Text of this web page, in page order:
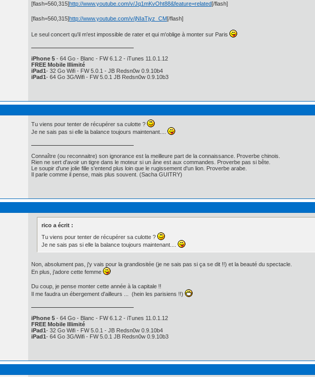
[flash=560,315]http://www.youtube.com/v/Jq1mKvOht88&feature=related[/flash]
[flash=560,315]http://www.youtube.com/v/jNIaTjyz_CM[/flash]
Le seul concert qu'il m'est impossible de rater et qui m'oblige à monter sur Paris
iPhone 5 - 64 Go - Blanc - FW 6.1.2 - iTunes 11.0.1.12
FREE Mobile Illimité
iPad1- 32 Go Wifi - FW 5.0.1 - JB Redsn0w 0.9.10b4
iPad1- 64 Go 3G/Wifi - FW 5.0.1 JB Redsn0w 0.9.10b3
Tu viens pour tenter de récupérer sa culotte ?
Je ne sais pas si elle la balance toujours maintenant....
Connaître (ou reconnaitre) son ignorance est la meilleure part de la connaissance. Proverbe chinois.
Rien ne sert d'avoir un tigre dans le moteur si un âne est aux commandes. Proverbe pas si bête.
Le soupir d'une jolie fille s'entend plus loin que le rugissement d'un lion. Proverbe arabe.
Il parle comme il pense, mais plus souvent. (Sacha GUITRY)
rico a écrit :
Tu viens pour tenter de récupérer sa culotte ?
Je ne sais pas si elle la balance toujours maintenant....
Non, absolument pas, j'y vais pour la grandiositée (je ne sais pas si ça se dit !!) et la beauté du spectacle.
En plus, j'adore cette femme
Du coup, je pense monter cette année à la capitale !!
Il me faudra un ébergement d'ailleurs ... (hein les parisiens !!)
iPhone 5 - 64 Go - Blanc - FW 6.1.2 - iTunes 11.0.1.12
FREE Mobile Illimité
iPad1- 32 Go Wifi - FW 5.0.1 - JB Redsn0w 0.9.10b4
iPad1- 64 Go 3G/Wifi - FW 5.0.1 JB Redsn0w 0.9.10b3